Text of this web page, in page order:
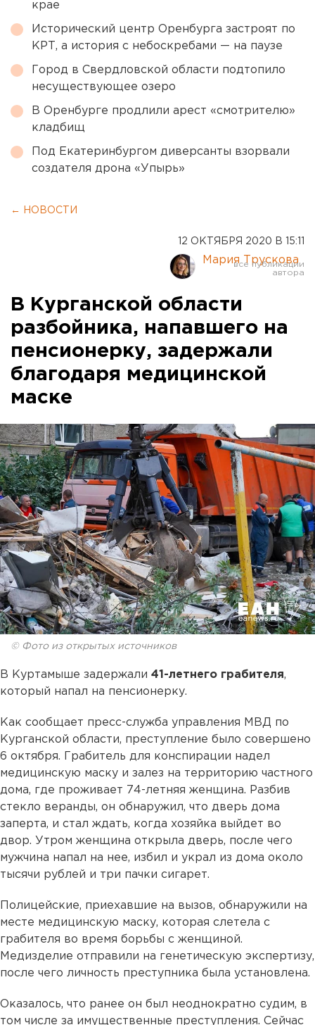
крае
Исторический центр Оренбурга застроят по
КРТ, а история с небоскребами — на паузе
Город в Свердловской области подтопило
несуществующее озеро
В Оренбурге продлили арест «смотрителю»
кладбищ
Под Екатеринбургом диверсанты взорвали
создателя дрона «Упырь»
← НОВОСТИ
12 ОКТЯБРЯ 2020 В 15:11
Мария Трускова
В Курганской области
разбойника, напавшего на
пенсионерку, задержали
благодаря медицинской
маске
© Фото из открытых источников
В Куртамыше задержали 41-летнего грабителя,
который напал на пенсионерку.
Как сообщает пресс-служба управления МВД по
Курганской области, преступление было совершено
6 октября. Грабитель для конспирации надел
медицинскую маску и залез на территорию частного
дома, где проживает 74-летняя женщина. Разбив
стекло веранды, он обнаружил, что дверь дома
заперта, и стал ждать, когда хозяйка выйдет во
двор. Утром женщина открыла дверь, после чего
мужчина напал на нее, избил и украл из дома около
тысячи рублей и три пачки сигарет.
Полицейские, приехавшие на вызов, обнаружили на
месте медицинскую маску, которая слетела с
грабителя во время борьбы с женщиной.
Медизделие отправили на генетическую экспертизу,
после чего личность преступника была установлена.
Оказалось, что ранее он был неоднократно судим, в
том числе за имущественные преступления. Сейчас